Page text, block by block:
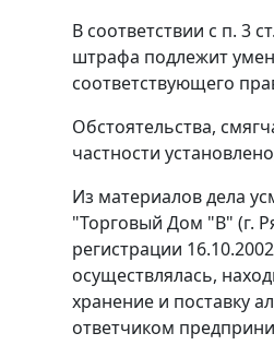
В соответствии с п. 3
штрафа подлежит
соответствующего
Обстоятельства,
частности
Из материалов дела
"Торговый Дом "В" (г.
регистрации
осуществлялась,
хранение и поставку
ответчиком